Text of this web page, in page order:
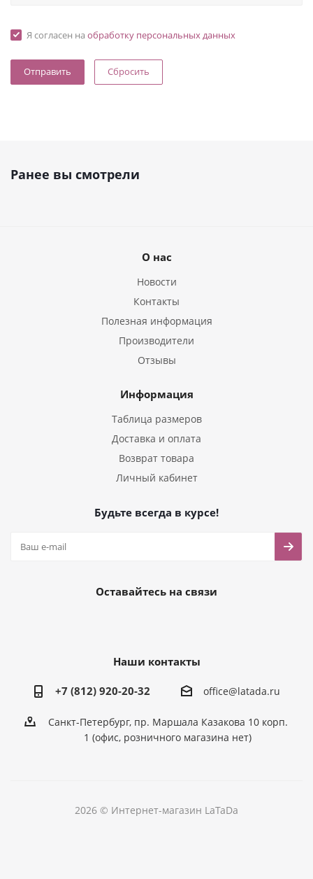
Я согласен на обработку персональных данных
Сбросить
Ранее вы смотрели
О нас
Новости
Контакты
Полезная информация
Производители
Отзывы
Информация
Таблица размеров
Доставка и оплата
Возврат товара
Личный кабинет
Будьте всегда в курсе!
Оставайтесь на связи
Наши контакты
+7 (812) 920-20-32 office@latada.ru
Санкт-Петербург, пр. Маршала Казакова 10 корп.
1 (офис, розничного магазина нет)
2026 © Интернет-магазин LaTaDa